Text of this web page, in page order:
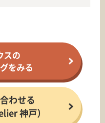
スの
をみる
わせる
神戸）